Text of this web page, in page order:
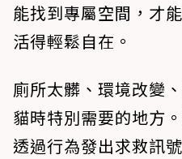
能找到專屬空間，才
活得輕鬆自在。
廁所太髒、環境改變
貓時特別需要的地方
透過行為發出求救訊